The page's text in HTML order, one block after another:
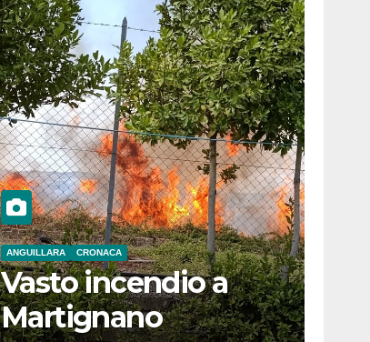
ANGUILLARA CRONACA
Vasto incendio a
Martignano